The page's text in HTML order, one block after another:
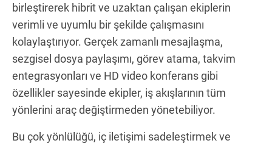
birleştirerek hibrit ve uzaktan çalışan ekiplerin
verimli ve uyumlu bir şekilde çalışmasını
kolaylaştırıyor. Gerçek zamanlı mesajlaşma,
sezgisel dosya paylaşımı, görev atama, takvim
entegrasyonları ve HD video konferans gibi
özellikler sayesinde ekipler, iş akışlarının tüm
yönlerini araç değiştirmeden yönetebiliyor.
Bu çok yönlülüğü, iç iletişimi sadeleştirmek ve